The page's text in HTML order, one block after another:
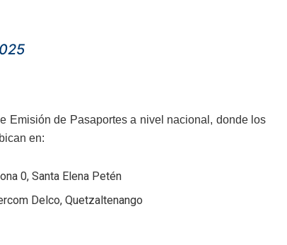
Emisión de Pasaportes a nivel nacional, donde los
en:
0, Santa Elena Petén
Delco, Quetzaltenango